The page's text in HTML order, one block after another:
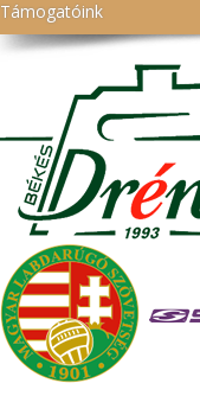
Támogatóink